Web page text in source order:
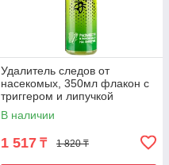
Удалитель следов от
насекомых, 350мл флакон с
триггером и липучкой
В наличии
1 517 ₸ 1 820 ₸